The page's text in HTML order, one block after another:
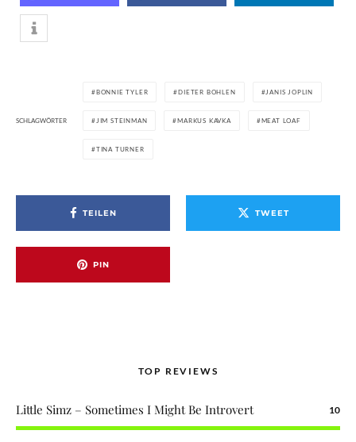
SCHLAGWÖRTER
BONNIE TYLER DIETER BOHLEN JANIS JOPLIN
JIM STEINMAN MARKUS KAVKA MEAT LOAF
TINA TURNER
TEILEN TWEET
PIN
TOP REVIEWS
Little Simz – Sometimes I Might Be Introvert 10